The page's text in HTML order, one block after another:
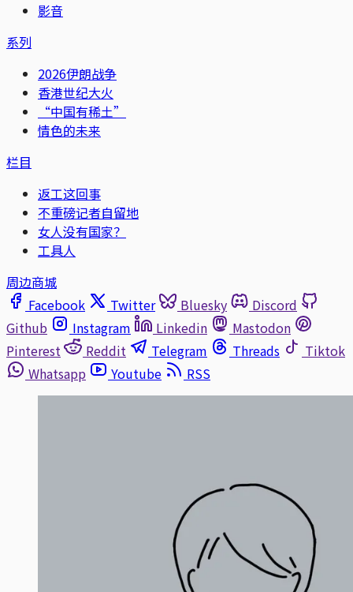
影音
系列
2026伊朗战争
香港世纪大火
“中国有稀土”
情色的未来
栏目
返工这回事
不重磅记者自留地
女人没有国家？
工具人
周边商城
Facebook
Twitter Bluesky
Discord
Github
Instagram Linkedin
Mastodon
Pinterest
Reddit Telegram Threads
Tiktok
Whatsapp
Youtube RSS